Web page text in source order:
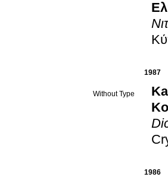
1987
Without Type
1986